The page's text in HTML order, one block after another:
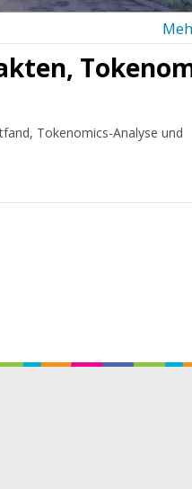
Tokenomics-Analyse und